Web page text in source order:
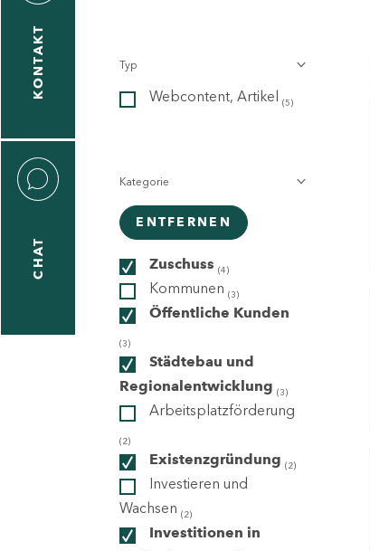
KONTAKT
CHAT
Typ
Webcontent, Artikel (5)
Kategorie
ENTFERNEN
Zuschuss (4)
Kommunen (3)
Öffentliche Kunden
(3)
Städtebau und
Regionalentwicklung (3)
Arbeitsplatzförderung
(2)
Existenzgründung (2)
Investieren und
Wachsen (2)
Investitionen in